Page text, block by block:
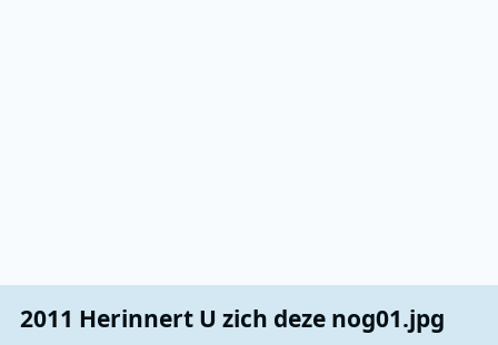
2011 Herinnert U zich deze nog01.jpg